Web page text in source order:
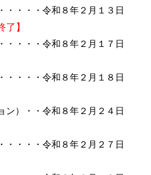
・・・・令和８年２月１３日
了】
・・・・令和８年２月１７日
・・・・令和８年２月１８日
ン）・・令和８年２月２４日
・・・・令和８年２月２７日